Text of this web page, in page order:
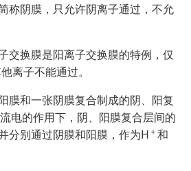
称阴膜，只允许阴离子通过，不允
交换膜是阳离子交换膜的特例，仅
离子不能通过。
膜和一张阴膜复合制成的阴、阳复
电的作用下，阴、阳膜复合层间的
分别通过阴膜和阳膜，作为H ＋和